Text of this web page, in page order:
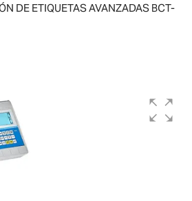
DE ETIQUETAS AVANZADAS BCT-